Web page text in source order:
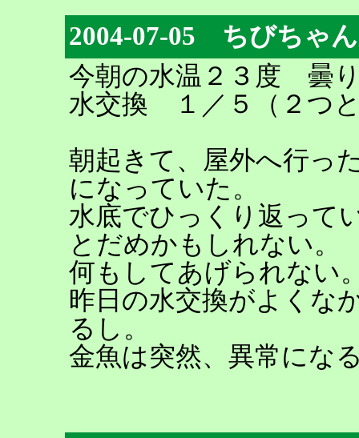
2004-07-05 ちびちゃ
今朝の水温２３度 曇
水交換 １／５（２つ
朝起きて、屋外へ行っ
になっていた。
水底でひっくり返って
とだめかもしれない。
何もしてあげられない
昨日の水交換がよくな
るし。
金魚は突然、異常にな